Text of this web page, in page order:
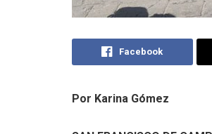
Facebook
Por Karina Gómez